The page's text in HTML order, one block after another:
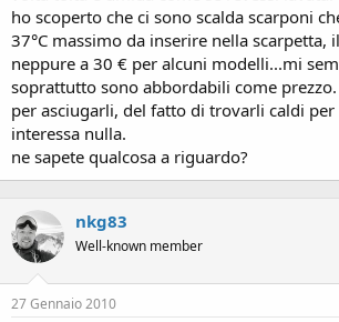
ho scoperto che ci sono scalda scarponi
37°C massimo da inserire nella scarpetta,
neppure a 30 € per alcuni modelli...mi
soprattutto sono abbordabili come
per asciugarli, del fatto di trovarli caldi
interessa nulla.
ne sapete qualcosa a riguardo?
nkg83
Well-known member
27 Gennaio 2010